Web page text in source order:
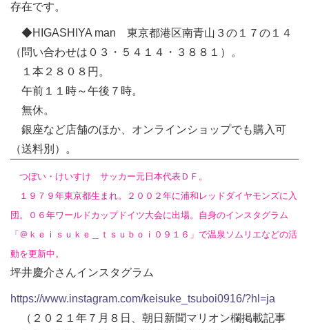
存在です。
◆HIGASHIYA man 東京都港区南青山３の１７の１４
（問い合わせは０３・５４１４・３８８１）。
１本２８０８円。
午前１１時～午後７時。
無休。
銀座など店舗のほか、オンラインショップでも購入可
（送料別）。
つぼい・けいすけ サッカー元日本代表ＤＦ。
１９７９年東京都生まれ。２００２年に浦和レッドダイヤモンズに入
団。０６年ワールドカップドイツ大会に出場。自身のインスタグラム
「＠ｋｅｉｓｕｋｅ＿ｔｓｕｂｏｉ０９１６」で温泉ソムリエなどの活
動を更新中。
坪井慶介さんインスタグラム
https://www.instagram.com/keisuke_tsuboi0916/?hl=ja
（２０２１年７月８日、朝日新聞マリオン欄掲載記事